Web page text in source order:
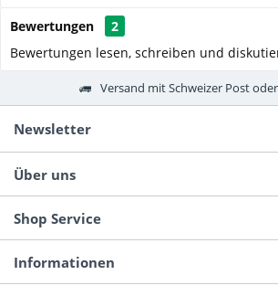
Bewertungen
2
Bewertungen lesen, schreiben und
Versand mit Schweizer Post
Newsletter
Über uns
Shop Service
Informationen